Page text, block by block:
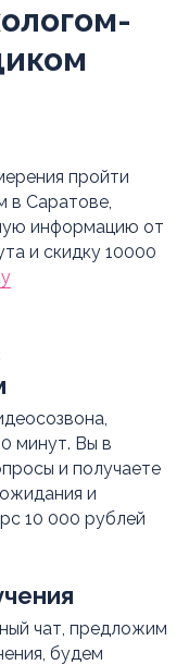
пройти
в Саратове,
информацию от
и скидку 10000
минут. Вы в
и получаете
и
10 000 рублей
чат, предложим
будем